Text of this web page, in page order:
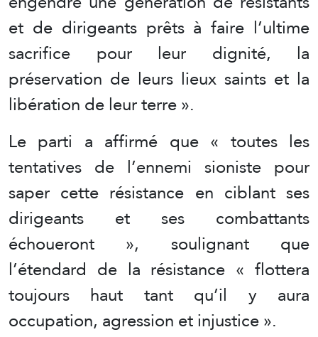
et de dirigeants prêts à faire l’ultime
sacrifice pour leur dignité, la
préservation de leurs lieux saints et la
libération de leur terre ».
Le parti a affirmé que « toutes les
tentatives de l’ennemi sioniste pour
saper cette résistance en ciblant ses
dirigeants et ses combattants
échoueront », soulignant que
l’étendard de la résistance « flottera
toujours haut tant qu’il y aura
occupation, agression et injustice ».